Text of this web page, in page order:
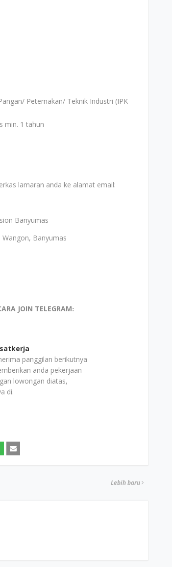
Peternakan/ Teknik Industri (IPK
min. 1 tahun
lamaran anda ke alamat email:
Banyumas
Wangon, Banyumas
JOIN TELEGRAM:
panggilan berikutnya
anda pekerjaan
lowongan diatas,
di.
Lebih baru